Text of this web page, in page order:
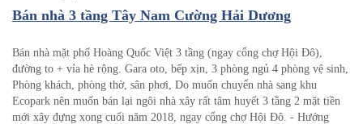
Bán nhà 3 tầng Tây Nam Cường Hải Dương
Bán nhà mặt phố Hoàng Quốc Việt 3 tầng (ngay cổng chợ Hội Đô),
đường to + vỉa hè rộng. Gara oto, bếp xịn, 3 phòng ngủ 4 phòng vệ sinh,
Phòng khách, phòng thờ, sân phơi, Do muốn chuyển nhà sang khu
Ecopark nên muốn bán lại ngôi nhà xây rất tâm huyết 3 tầng 2 mặt tiền
mới xây đựng xong cuối năm 2018, ngay cổng chợ Hội Đô. - Hướng